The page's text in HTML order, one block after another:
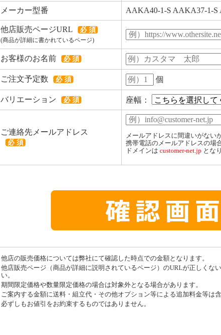
メーカー型番 AAKA40-1-S AAKA37-1-S
他店販売ページURL 必 須
(商品が詳細に書かれているページ)
お客様のお名前 必 須
ご注文予定数 必 須 個
バリエーション 必 須 座幅：
ご連絡先メールアドレス
必 須
メールアドレスに間違いがない
携帯電話のメールアドレスの場
ドメインは customer-net.jp とな
他店の販売価格については弊社にて確認した時点での金額となります。
他店販売ページ（商品が詳細に説明されているページ）のURLが正しくな
い。
期間限定価格や数量限定価格の場合は対象外となる場合があります。
ご案内する金額に送料・組立代・その他オプション等による追加料金等は
必ずしもお値引をお約束するものではありません。